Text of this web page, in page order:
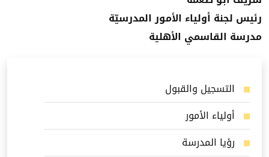
رئيس لجنة أولياء الأمور المدرسيّة
مدرسة القاسمي الأهلية
التسجيل والقبول
أولياء الأمور
رؤيا المدرسة